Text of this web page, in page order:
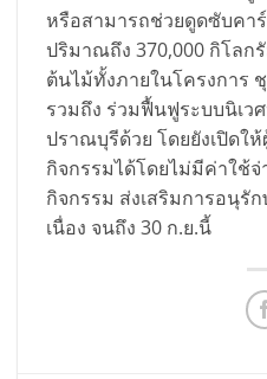
หรือสามารถช่วยดูดซับคา
ปริมาณถึง 370,000 กิโลก
ต้นไม้ทั้งภายในโครงการ
รวมถึง ร่วมฟื้นฟูระบบนิเ
ปราณบุรีด้วย โดยยังเปิดใ
กิจกรรมได้โดยไม่มีค่าใช้
กิจกรรม ส่งเสริมการอนุรั
เนื่อง จนถึง 30 ก.ย.นี้